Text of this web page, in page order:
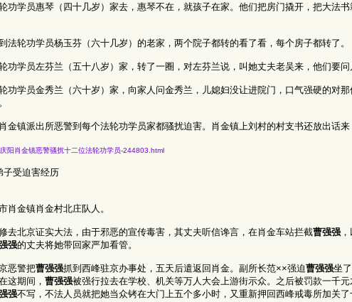
功学员惠琴（四十几岁）家去，惠琴不在，就孩子在家。他们把房门撬开，把大法
法轮功学员杨玉芬（六十几岁）的老家，两个院子都转的看了看，每个房子都转了。
功学员左芬兰（五十八岁）家，转了一圈，对左芬兰说，叫她丈夫老吴来，他们要问
功学员金秀兰（六十岁）家，向家人问金秀兰，儿媳妇没让进院门，口气强硬的对
金镇派出所恶警到每个法轮功学员家都骚扰迫害。肖金镇上刘村的村支书还放出话
阳肖金镇恶警骚扰十二位法轮功学员-244803.html
子受迫害经历
肖金镇肖金村北庄队人。
去北京证实大法，由于邪恶的宣传毒害，其丈夫听信谗言，在肖金车站拦截曹强强
强的丈夫将她带回家严加看管。
恶警把曹强强抓到西峰驻京办事处，五天后遣返回肖金。副所长范××强迫曹强强坐
这期间， 曹强强被强行拉去在学校、机关等万人大会上游街示众。之后被罚款一千
强不写，不法人员就把她当众铐在大门上五个多小时，又重新押回西峰戒毒所加关